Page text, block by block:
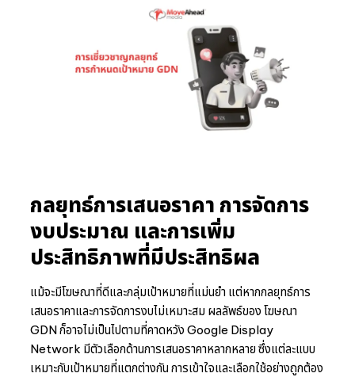
กลยุทธ์การเสนอราคา การจัดการ
งบประมาณ และการเพิ่ม
ประสิทธิภาพที่มีประสิทธิผล
แม้จะมีโฆษณาที่ดีและกลุ่มเป้าหมายที่แม่นยำ แต่หากกลยุทธ์การ
เสนอราคาและการจัดการงบไม่เหมาะสม ผลลัพธ์ของ โฆษณา
GDN ก็อาจไม่เป็นไปตามที่คาดหวัง Google Display
Network มีตัวเลือกด้านการเสนอราคาหลากหลาย ซึ่งแต่ละแบบ
เหมาะกับเป้าหมายที่แตกต่างกัน การเข้าใจและเลือกใช้อย่างถูกต้อง